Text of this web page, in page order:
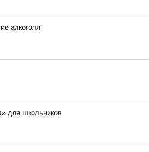
алкоголя
для школьников